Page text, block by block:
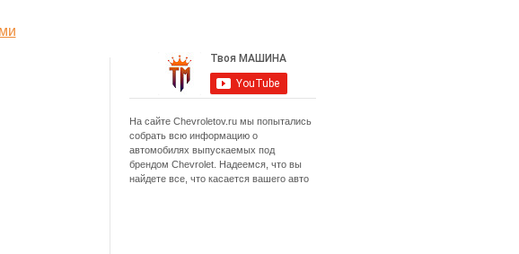
На сайте Chevroletov.ru мы попытались
собрать всю информацию о
автомобилях выпускаемых под
брендом Chevrolet. Надеемся, что вы
найдете все, что касается вашего авто